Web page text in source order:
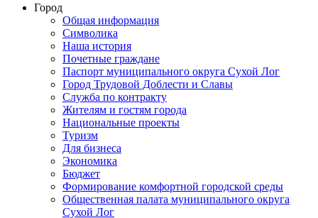
Город
Общая информация
Символика
Наша история
Почетные граждане
Паспорт муниципального округа Сухой Лог
Город Трудовой Доблести и Славы
Служба по контракту
Жителям и гостям города
Национальные проекты
Туризм
Для бизнеса
Экономика
Бюджет
Формирование комфортной городской среды
Общественная палата муниципального округа
Сухой Лог